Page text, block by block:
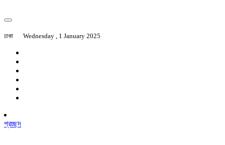
ঢাকা Wednesday , 1 January 2025
প্রচ্ছদ